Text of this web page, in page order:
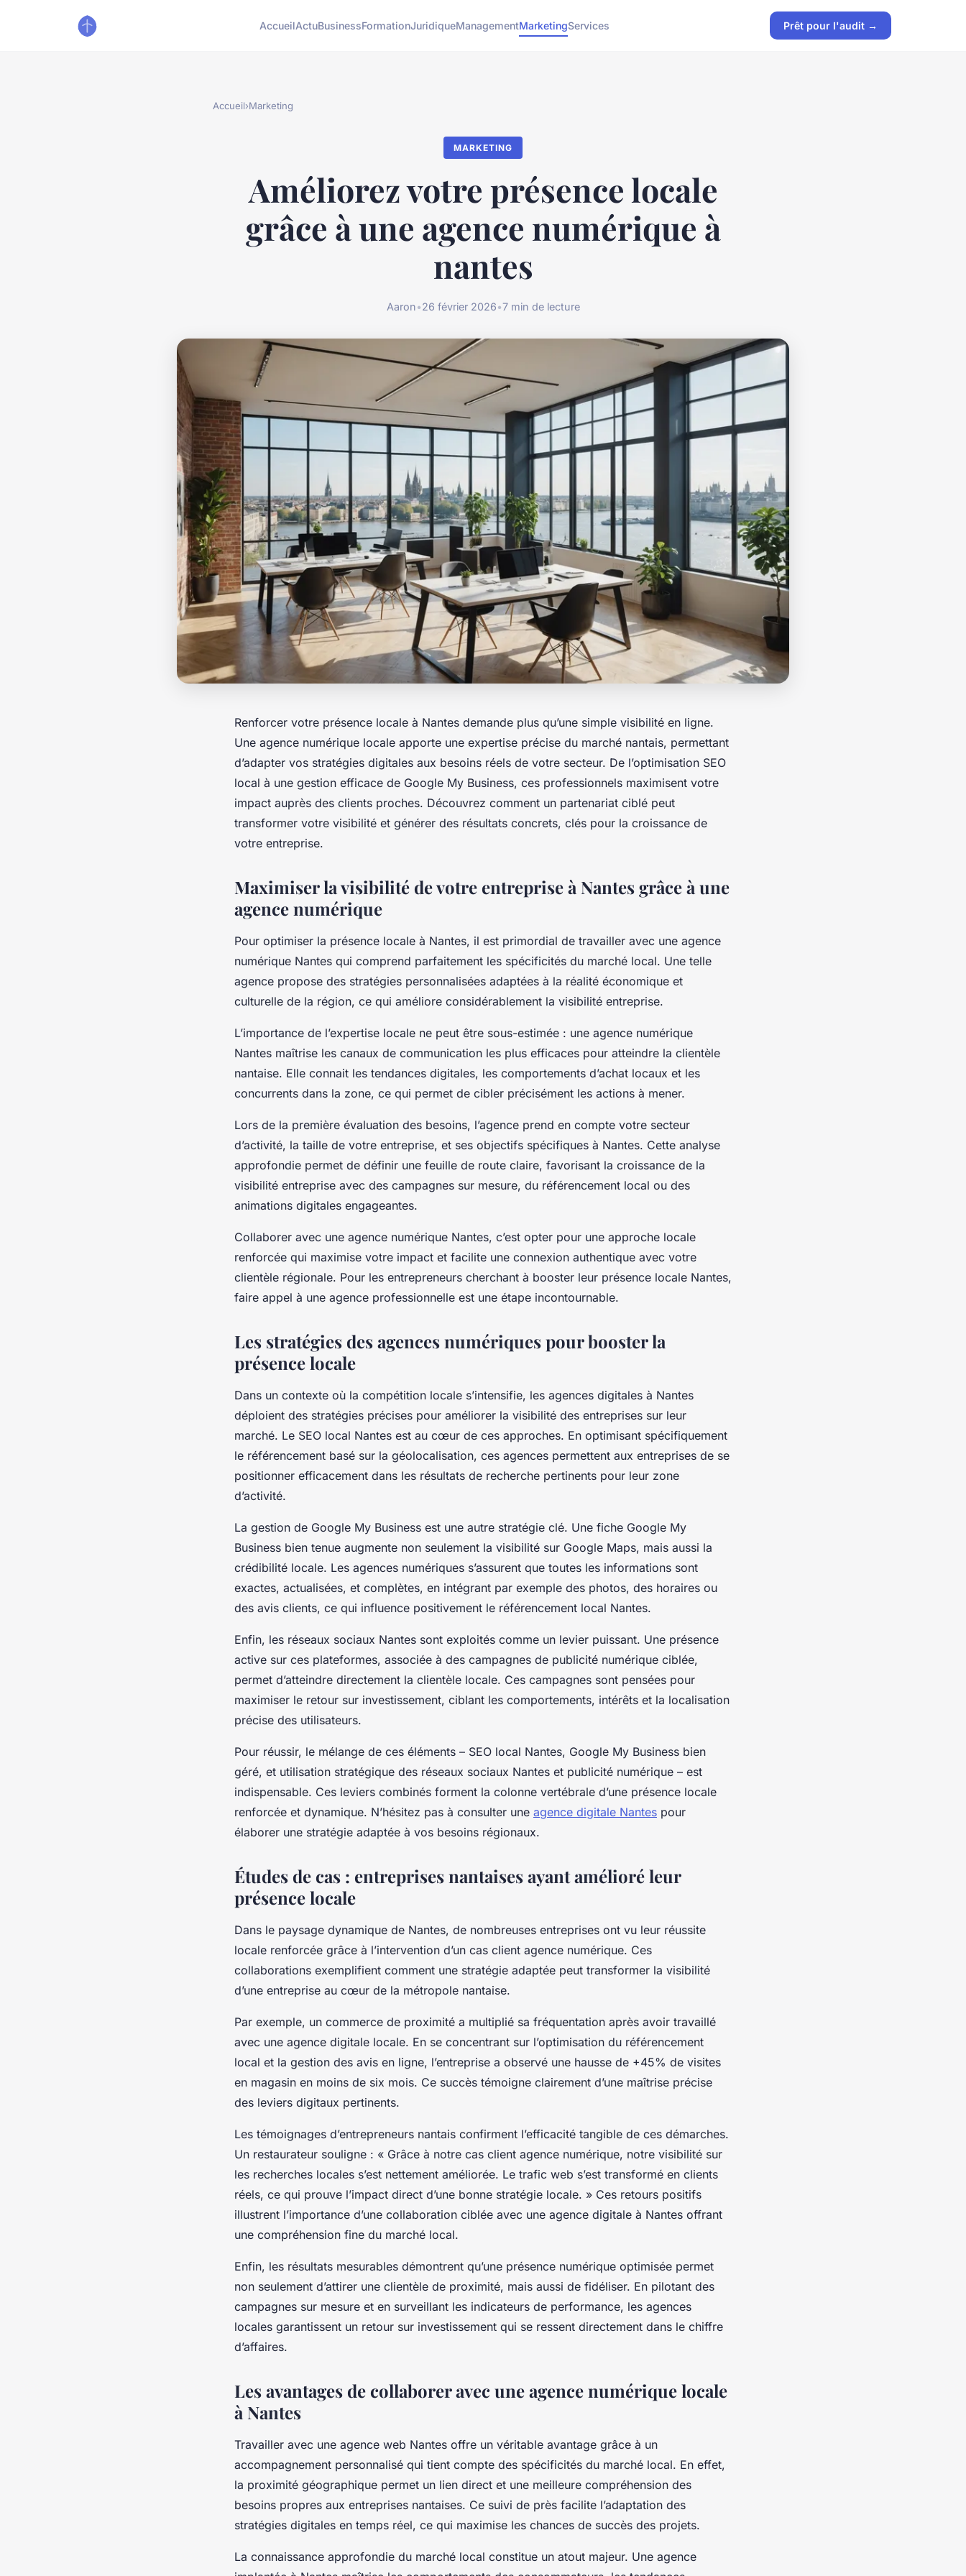
AccueilActuBusinessFormationJuridiqueManagementMarketingServices Prêt pour l'audit →
Accueil›Marketing
MARKETING
Améliorez votre présence locale
grâce à une agence numérique à
nantes
Aaron•26 février 2026•7 min de lecture
Renforcer votre présence locale à Nantes demande plus qu’une simple visibilité en ligne.
Une agence numérique locale apporte une expertise précise du marché nantais, permettant
d’adapter vos stratégies digitales aux besoins réels de votre secteur. De l’optimisation SEO
local à une gestion efficace de Google My Business, ces professionnels maximisent votre
impact auprès des clients proches. Découvrez comment un partenariat ciblé peut
transformer votre visibilité et générer des résultats concrets, clés pour la croissance de
votre entreprise.
Maximiser la visibilité de votre entreprise à Nantes grâce à une
agence numérique
Pour optimiser la présence locale à Nantes, il est primordial de travailler avec une agence
numérique Nantes qui comprend parfaitement les spécificités du marché local. Une telle
agence propose des stratégies personnalisées adaptées à la réalité économique et
culturelle de la région, ce qui améliore considérablement la visibilité entreprise.
L’importance de l’expertise locale ne peut être sous-estimée : une agence numérique
Nantes maîtrise les canaux de communication les plus efficaces pour atteindre la clientèle
nantaise. Elle connait les tendances digitales, les comportements d’achat locaux et les
concurrents dans la zone, ce qui permet de cibler précisément les actions à mener.
Lors de la première évaluation des besoins, l’agence prend en compte votre secteur
d’activité, la taille de votre entreprise, et ses objectifs spécifiques à Nantes. Cette analyse
approfondie permet de définir une feuille de route claire, favorisant la croissance de la
visibilité entreprise avec des campagnes sur mesure, du référencement local ou des
animations digitales engageantes.
Collaborer avec une agence numérique Nantes, c’est opter pour une approche locale
renforcée qui maximise votre impact et facilite une connexion authentique avec votre
clientèle régionale. Pour les entrepreneurs cherchant à booster leur présence locale Nantes,
faire appel à une agence professionnelle est une étape incontournable.
Les stratégies des agences numériques pour booster la
présence locale
Dans un contexte où la compétition locale s’intensifie, les agences digitales à Nantes
déploient des stratégies précises pour améliorer la visibilité des entreprises sur leur
marché. Le SEO local Nantes est au cœur de ces approches. En optimisant spécifiquement
le référencement basé sur la géolocalisation, ces agences permettent aux entreprises de se
positionner efficacement dans les résultats de recherche pertinents pour leur zone
d’activité.
La gestion de Google My Business est une autre stratégie clé. Une fiche Google My
Business bien tenue augmente non seulement la visibilité sur Google Maps, mais aussi la
crédibilité locale. Les agences numériques s’assurent que toutes les informations sont
exactes, actualisées, et complètes, en intégrant par exemple des photos, des horaires ou
des avis clients, ce qui influence positivement le référencement local Nantes.
Enfin, les réseaux sociaux Nantes sont exploités comme un levier puissant. Une présence
active sur ces plateformes, associée à des campagnes de publicité numérique ciblée,
permet d’atteindre directement la clientèle locale. Ces campagnes sont pensées pour
maximiser le retour sur investissement, ciblant les comportements, intérêts et la localisation
précise des utilisateurs.
Pour réussir, le mélange de ces éléments – SEO local Nantes, Google My Business bien
géré, et utilisation stratégique des réseaux sociaux Nantes et publicité numérique – est
indispensable. Ces leviers combinés forment la colonne vertébrale d’une présence locale
renforcée et dynamique. N’hésitez pas à consulter une agence digitale Nantes pour
élaborer une stratégie adaptée à vos besoins régionaux.
Études de cas : entreprises nantaises ayant amélioré leur
présence locale
Dans le paysage dynamique de Nantes, de nombreuses entreprises ont vu leur réussite
locale renforcée grâce à l’intervention d’un cas client agence numérique. Ces
collaborations exemplifient comment une stratégie adaptée peut transformer la visibilité
d’une entreprise au cœur de la métropole nantaise.
Par exemple, un commerce de proximité a multiplié sa fréquentation après avoir travaillé
avec une agence digitale locale. En se concentrant sur l’optimisation du référencement
local et la gestion des avis en ligne, l’entreprise a observé une hausse de +45% de visites
en magasin en moins de six mois. Ce succès témoigne clairement d’une maîtrise précise
des leviers digitaux pertinents.
Les témoignages d’entrepreneurs nantais confirment l’efficacité tangible de ces démarches.
Un restaurateur souligne : « Grâce à notre cas client agence numérique, notre visibilité sur
les recherches locales s’est nettement améliorée. Le trafic web s’est transformé en clients
réels, ce qui prouve l’impact direct d’une bonne stratégie locale. » Ces retours positifs
illustrent l’importance d’une collaboration ciblée avec une agence digitale à Nantes offrant
une compréhension fine du marché local.
Enfin, les résultats mesurables démontrent qu’une présence numérique optimisée permet
non seulement d’attirer une clientèle de proximité, mais aussi de fidéliser. En pilotant des
campagnes sur mesure et en surveillant les indicateurs de performance, les agences
locales garantissent un retour sur investissement qui se ressent directement dans le chiffre
d’affaires.
Les avantages de collaborer avec une agence numérique locale
à Nantes
Travailler avec une agence web Nantes offre un véritable avantage grâce à un
accompagnement personnalisé qui tient compte des spécificités du marché local. En effet,
la proximité géographique permet un lien direct et une meilleure compréhension des
besoins propres aux entreprises nantaises. Ce suivi de près facilite l’adaptation des
stratégies digitales en temps réel, ce qui maximise les chances de succès des projets.
La connaissance approfondie du marché local constitue un atout majeur. Une agence